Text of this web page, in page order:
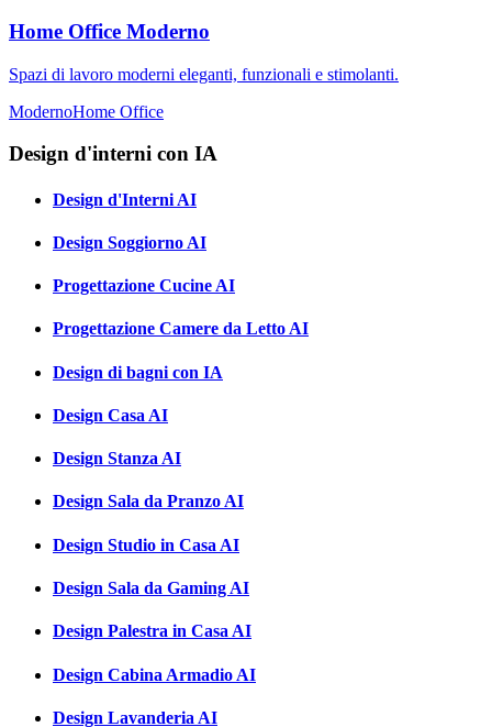
Home Office Moderno
Spazi di lavoro moderni eleganti, funzionali e stimolanti.
ModernoHome Office
Design d'interni con IA
Design d'Interni AI
Design Soggiorno AI
Progettazione Cucine AI
Progettazione Camere da Letto AI
Design di bagni con IA
Design Casa AI
Design Stanza AI
Design Sala da Pranzo AI
Design Studio in Casa AI
Design Sala da Gaming AI
Design Palestra in Casa AI
Design Cabina Armadio AI
Design Lavanderia AI